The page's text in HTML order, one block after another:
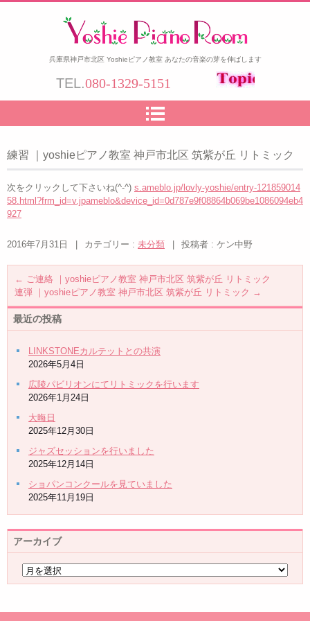
兵庫県神戸市北区 Yoshieピアノ教室 あなたの音楽の芽を伸ばします
TEL.080-1329-5151
練習 ｜yoshieピアノ教室 神戸市北区 筑紫が丘 リトミック
次をクリックして下さいね(^-^) s.ameblo.jp/lovly-yoshie/entry-121859014
58.html?frm_id=v.jpameblo&device_id=0d787e9f08864b069be1086094eb4
927
2016年7月31日 カテゴリー : 未分類 投稿者 : ケン中野
← ご連絡 ｜yoshieピアノ教室 神戸市北区 筑紫が丘 リトミック
連弾 ｜yoshieピアノ教室 神戸市北区 筑紫が丘 リトミック →
最近の投稿
LINKSTONEカルテットとの共演
2026年5月4日
広陵パビリオンにてリトミックを行います
2026年1月24日
大晦日
2025年12月30日
ジャズセッションを行いました
2025年12月14日
ショパンコンクールを見ていました
2025年11月19日
アーカイブ